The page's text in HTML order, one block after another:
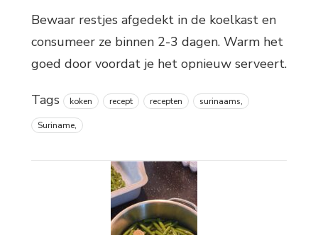
Bewaar restjes afgedekt in de koelkast en
consumeer ze binnen 2-3 dagen. Warm het
goed door voordat je het opnieuw serveert.
Tags koken recept recepten surinaams,
Suriname,